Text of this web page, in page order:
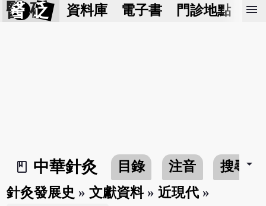
醫 砭 資料庫 電子書 門診地點 預
menu
book_2
中華針灸 目錄 注音 搜尋arrow_drop_down
針灸發展史 »文獻資料»近現代 »